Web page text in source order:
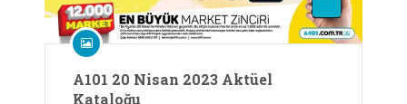
A101 20 Nisan 2023 Aktüel
Kataloğu